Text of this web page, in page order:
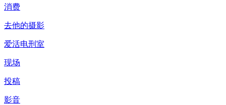
消费
去他的摄影
爱活电刑室
现场
投稿
影音